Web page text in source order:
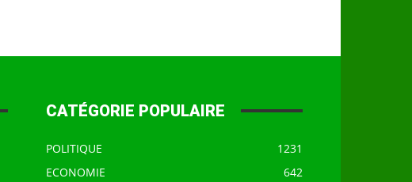
CATÉGORIE POPULAIRE
POLITIQUE
1231
ECONOMIE
642